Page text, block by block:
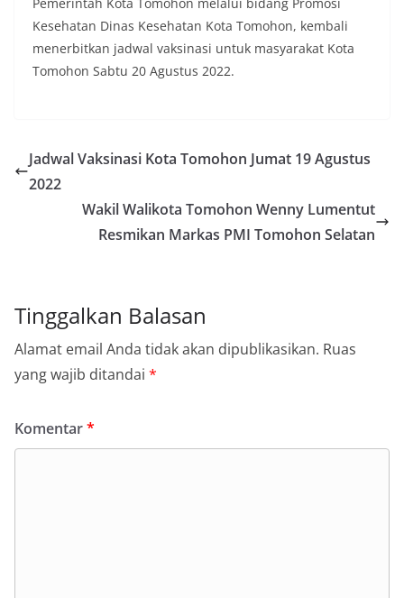
Kesehatan Dinas Kesehatan Kota Tomohon, kembali
menerbitkan jadwal vaksinasi untuk masyarakat Kota
Tomohon Sabtu 20 Agustus 2022.
Jadwal Vaksinasi Kota Tomohon Jumat 19 Agustus
2022
Wakil Walikota Tomohon Wenny Lumentut
Resmikan Markas PMI Tomohon Selatan
Tinggalkan Balasan
Alamat email Anda tidak akan dipublikasikan. Ruas
yang wajib ditandai *
Komentar*